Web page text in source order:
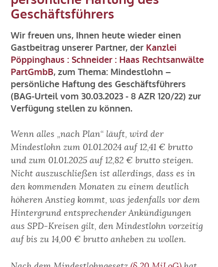
KARRIERE
KONTAKT
BLOG
Impressum
Geschäftsführers
Wir freuen uns, Ihnen heute wieder einen
Gastbeitrag unserer Partner, der Kanzlei
Pöppinghaus : Schneider : Haas Rechtsanwälte
PartGmbB, zum Thema: Mindestlohn –
persönliche Haftung des Geschäftsführers
(BAG-Urteil vom 30.03.2023 - 8 AZR 120/22) zur
Verfügung stellen zu können.
Wenn alles „nach Plan“ läuft, wird der
Mindestlohn zum 01.01.2024 auf 12,41 € brutto
und zum 01.01.2025 auf 12,82 € brutto steigen.
Nicht auszuschließen ist allerdings, dass es in
den kommenden Monaten zu einem deutlich
höheren Anstieg kommt, was jedenfalls vor dem
Hintergrund entsprechender Ankündigungen
aus SPD-Kreisen gilt, den Mindestlohn vorzeitig
auf bis zu 14,00 € brutto anheben zu wollen.